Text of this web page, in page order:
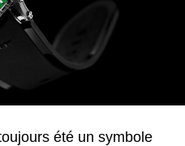
été un symbole